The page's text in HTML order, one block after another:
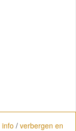
info / verbergen en